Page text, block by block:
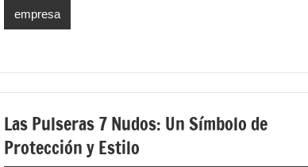
empresa
Las Pulseras 7 Nudos: Un Símbolo de
Protección y Estilo